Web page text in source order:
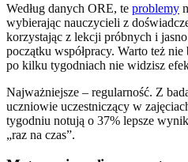
Według danych ORE, te problemy
wybierając nauczycieli z
korzystając z lekcji próbnych i
początku współpracy. Warto też
po kilku tygodniach nie widzisz
Najważniejsze – regularność. Z
uczniowie uczestniczący w
tygodniu notują o 37% lepsze
„raz na czas”.